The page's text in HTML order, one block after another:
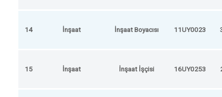
14 İnşaat İnşaat Boyacısı 11UY0023
15 İnşaat İnşaat İşçisi 16UY0253